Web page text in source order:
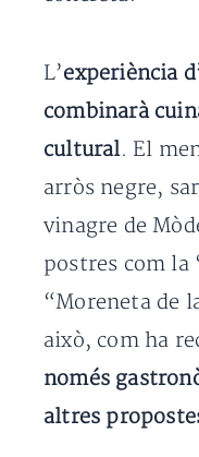
L’experiència
combinarà
cultural. El
arròs negre,
vinagre de
postres com la
“Moreneta de
això, com ha
només
altres